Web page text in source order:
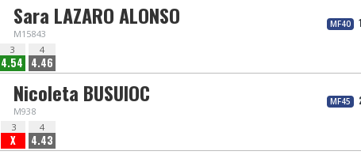
Sara LAZARO ALONSO
M15843
MF40
3
4.54
4
4.46
Nicoleta BUSUIOC
M938
MF45
3
X
4
4.43